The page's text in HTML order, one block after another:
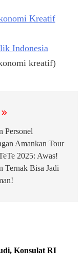
Kreatif
Indonesia
kreatif)
Personel
Amankan Tour
2025: Awas!
Ternak Bisa Jadi
Konsulat RI